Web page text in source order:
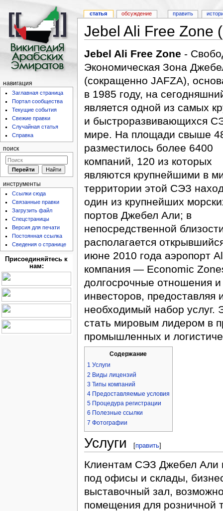
Jebel Ali Free Zone
Jebel Ali Free Zone -
Экономическая Зона
(сокращенно JAFZA),
в 1985 году, на
является одной из самых
и быстроразвивающихся
мире. На площади свыше
разместилось более 6400
компаний, 120 из которых
являются крупнейшими в
территории этой СЭЗ
один из крупнейших
портов Джебел Али; в
непосредственной
располагается
июне 2010 года аэропорт
компания — Economic
долгосрочные отношения и
инвесторов, предоставляя
необходимый набор
стать мировым лидером в
промышленных и
Содержание
1 Услуги
2 Виды лицензий
3 Типы компаний
4 Предоставляемые условия
5 Процедура регистрации
6 Полезные ссылки
7 Фотографии
Услуги [править]
Клиентам СЭЗ Джебел Али
под офисы и склады,
выставочный зал,
помещения для розничной
статья обсуждение править
навигация
Заглавная страница
Портал сообщества
Текущие события
Свежие правки
Случайная статья
Справка
поиск
инструменты
Ссылки сюда
Связанные правки
Загрузить файл
Спецстраницы
Версия для печати
Постоянная ссылка
Сведения о странице
Присоединяйтесь к
нам: